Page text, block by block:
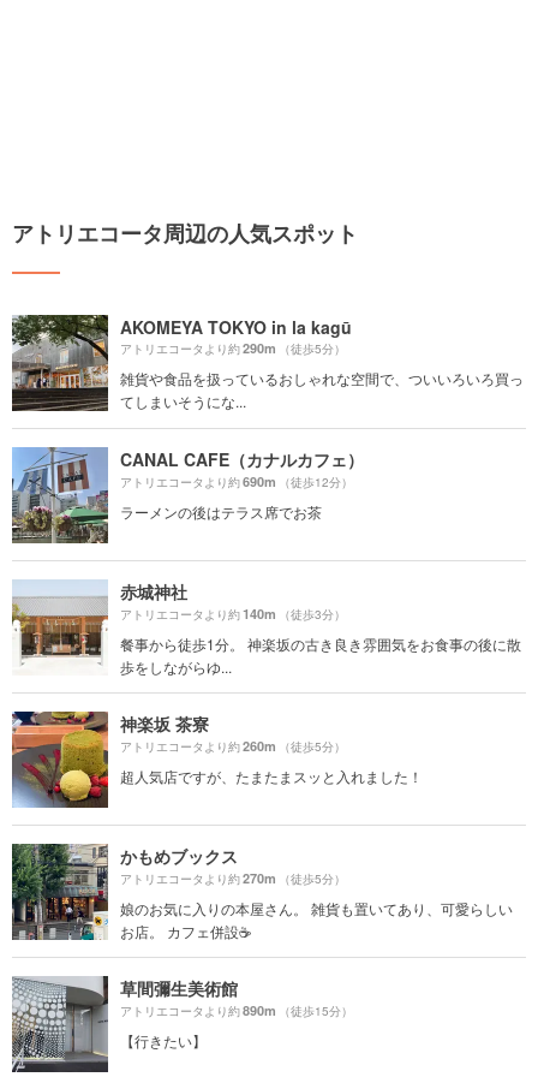
アトリエコータ周辺の人気スポット
AKOMEYA TOKYO in la kagū
アトリエコータより約290m （徒歩5分）
雑貨や食品を扱っているおしゃれな空間で、ついいろいろ買っ
てしまいそうにな...
CANAL CAFE（カナルカフェ）
アトリエコータより約690m （徒歩12分）
ラーメンの後はテラス席でお茶
赤城神社
アトリエコータより約140m （徒歩3分）
餐事から徒歩1分。 神楽坂の古き良き雰囲気をお食事の後に散
歩をしながらゆ...
神楽坂 茶寮
アトリエコータより約260m （徒歩5分）
超人気店ですが、たまたまスッと入れました！
かもめブックス
アトリエコータより約270m （徒歩5分）
娘のお気に入りの本屋さん。 雑貨も置いてあり、可愛らしい
お店。 カフェ併設☕️
草間彌生美術館
アトリエコータより約890m （徒歩15分）
【行きたい】